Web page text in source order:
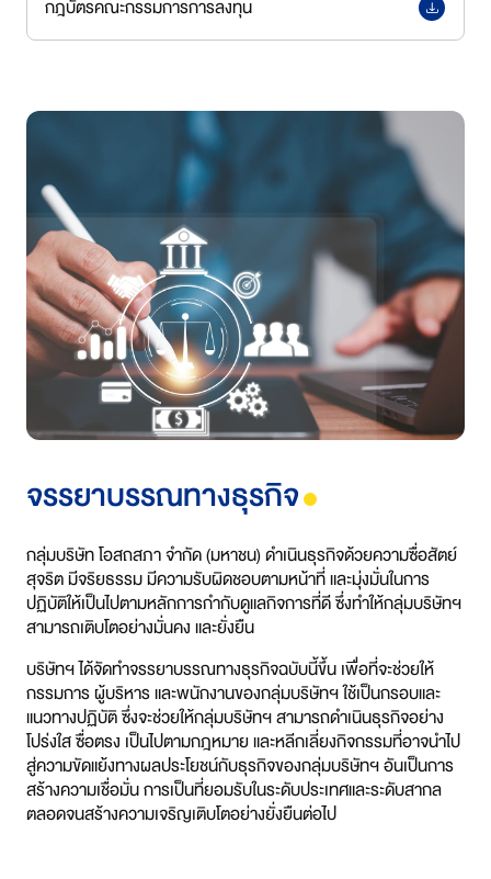
กฎบัตรคณะกรรมการการลงทุน
จรรยาบรรณทางธุรกิจ
กลุ่มบริษัท โอสถสภา จํากัด (มหาชน) ดําเนินธุรกิจด้วยความซื่อสัตย์
สุจริต มีจริยธรรม มีความรับผิดชอบตามหน้าที่ และมุ่งมั่นในการ
ปฏิบัติให้เป็นไปตามหลักการกํากับดูแลกิจการที่ดี ซึ่งทําให้กลุ่มบริษัทฯ
สามารถเติบโตอย่างมั่นคง และยั่งยืน
บริษัทฯ ได้จัดทําจรรยาบรรณทางธุรกิจฉบับนี้ขึ้น เพื่อที่จะช่วยให้
กรรมการ ผู้บริหาร และพนักงานของกลุ่มบริษัทฯ ใช้เป็นกรอบและ
แนวทางปฏิบัติ ซึ่งจะช่วยให้กลุ่มบริษัทฯสามารถดําเนินธุรกิจอย่าง
โปร่งใส ซื่อตรง เป็นไปตามกฎหมาย และหลีกเลี่ยงกิจกรรมที่อาจนําไป
สู่ความขัดแย้งทางผลประโยชน์กับธุรกิจของกลุ่มบริษัทฯ อันเป็นการ
สร้างความเชื่อมั่น การเป็นที่ยอมรับในระดับประเทศและระดับสากล
ตลอดจนสร้างความเจริญเติบโตอย่างยั่งยืนต่อไป